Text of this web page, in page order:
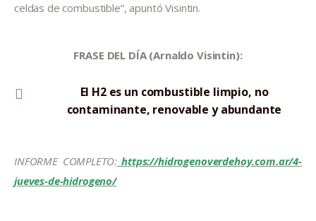
celdas de combustible”, apuntó Visintin.
FRASE DEL DÍA (Arnaldo Visintin):
El H2 es un combustible limpio, no
contaminante, renovable y abundante
INFORME COMPLETO: https://hidrogenoverdehoy.com.ar/4-
jueves-de-hidrogeno/